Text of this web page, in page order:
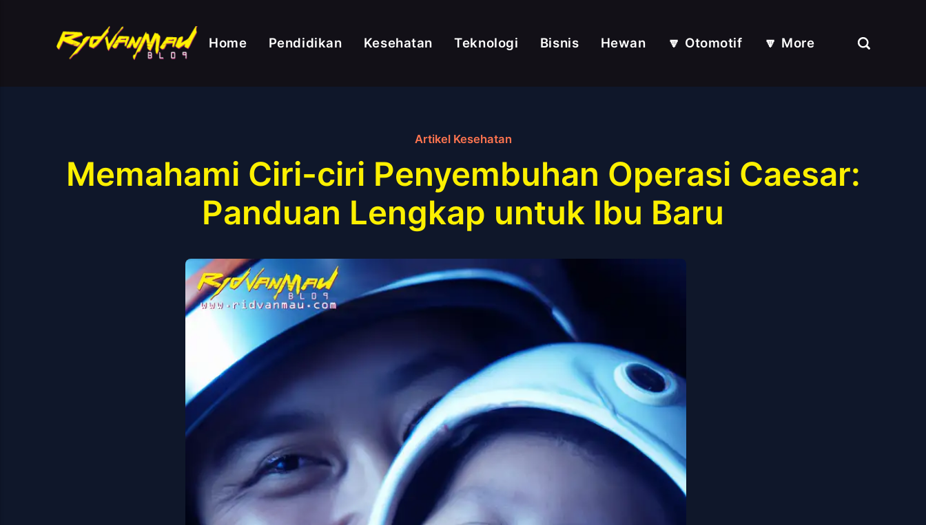
Home Pendidikan Kesehatan Teknologi Bisnis Hewan 🔽 Otomotif 🔽 More
Artikel Kesehatan
Memahami Ciri-ciri Penyembuhan Operasi Caesar:
Panduan Lengkap untuk Ibu Baru